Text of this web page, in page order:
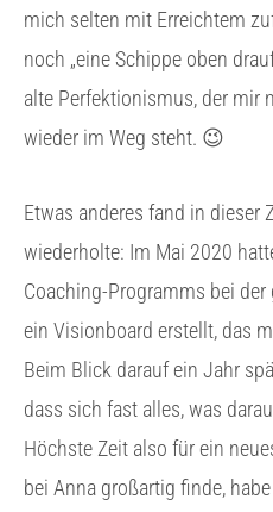
mich selten mit Erreichtem
noch „eine Schippe oben
alte Perfektionismus, der mir
wieder im Weg steht. 😉
Etwas anderes fand in dieser
wiederholte: Im Mai 2020
Coaching-Programms bei der
ein Visionboard erstellt, das
Beim Blick darauf ein Jahr
dass sich fast alles, was
Höchste Zeit also für ein
bei Anna großartig finde,